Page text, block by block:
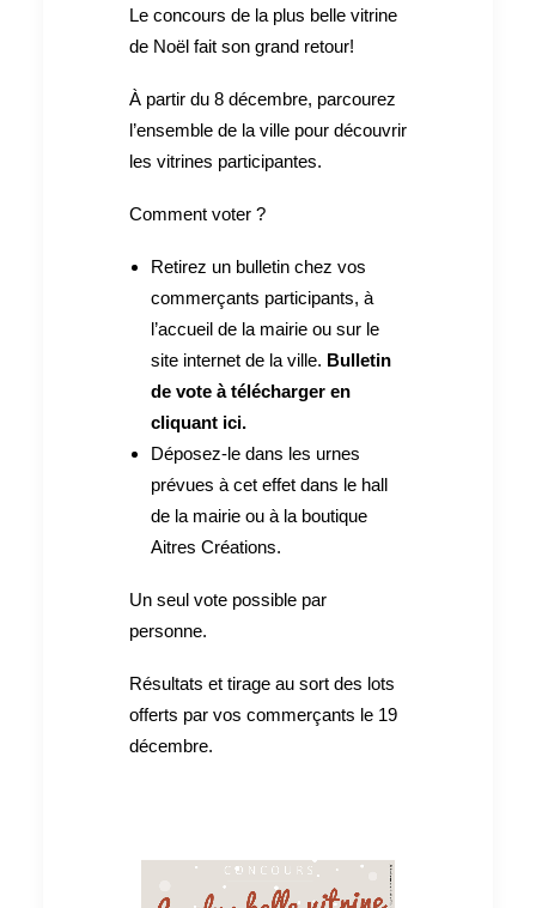
Le concours de la plus belle vitrine
de Noël fait son grand retour!
À partir du 8 décembre, parcourez
l’ensemble de la ville pour découvrir
les vitrines participantes.
Comment voter ?
Retirez un bulletin chez vos
commerçants participants, à
l’accueil de la mairie ou sur le
site internet de la ville. Bulletin
de vote à télécharger en
cliquant ici.
Déposez-le dans les urnes
prévues à cet effet dans le hall
de la mairie ou à la boutique
Aitres Créations.
Un seul vote possible par
personne.
Résultats et tirage au sort des lots
offerts par vos commerçants le 19
décembre.